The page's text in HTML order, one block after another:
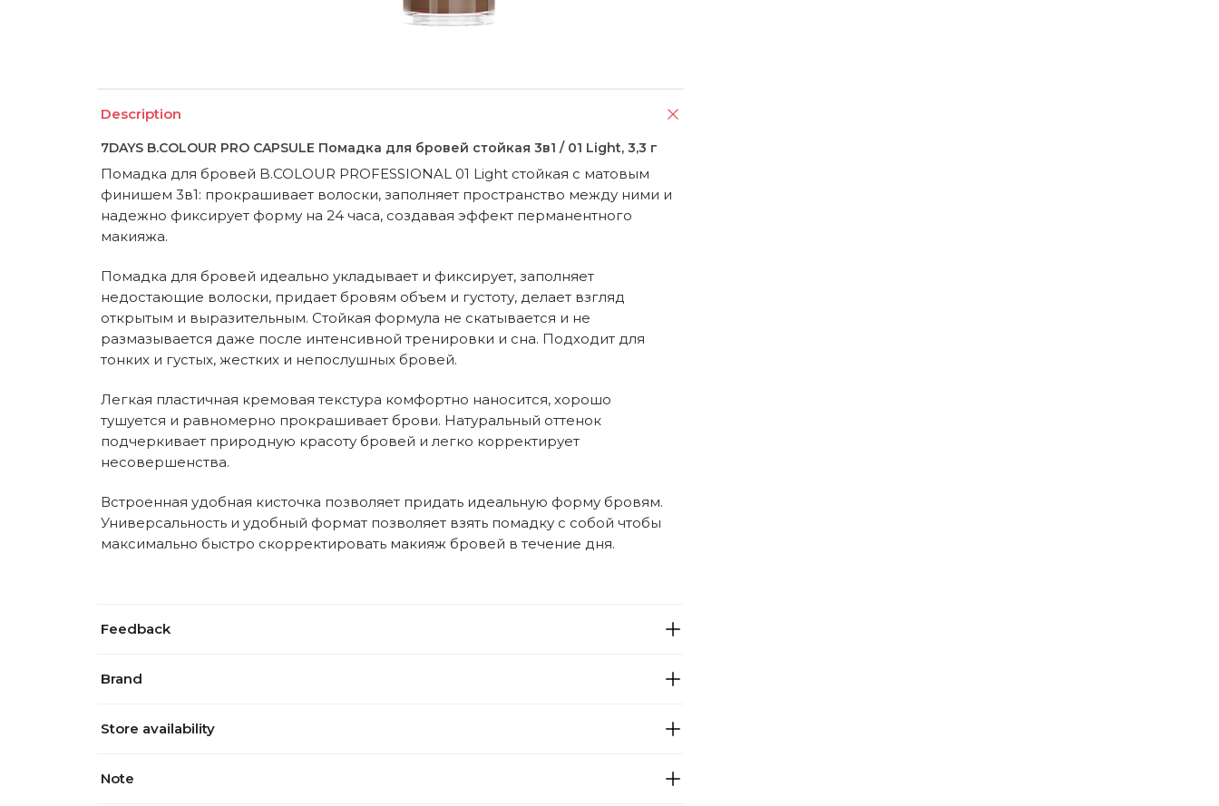
Description
7DAYS B.COLOUR PRO CAPSULE Помадка для бровей стойкая 3в1 / 01 Light, 3,3 г
Помадка для бровей B.COLOUR PROFESSIONAL 01 Light стойкая с матовым
финишем 3в1: прокрашивает волоски, заполняет пространство между ними и
надежно фиксирует форму на 24 часа, создавая эффект перманентного
макияжа.
Помадка для бровей идеально укладывает и фиксирует, заполняет
недостающие волоски, придает бровям объем и густоту, делает взгляд
открытым и выразительным. Стойкая формула не скатывается и не
размазывается даже после интенсивной тренировки и сна. Подходит для
тонких и густых, жестких и непослушных бровей.
Легкая пластичная кремовая текстура комфортно наносится, хорошо
тушуется и равномерно прокрашивает брови. Натуральный оттенок
подчеркивает природную красоту бровей и легко корректирует
несовершенства.
Встроенная удобная кисточка позволяет придать идеальную форму бровям.
Универсальность и удобный формат позволяет взять помадку с собой чтобы
максимально быстро скорректировать макияж бровей в течение дня.
Feedback
Brand
Store availability
Note